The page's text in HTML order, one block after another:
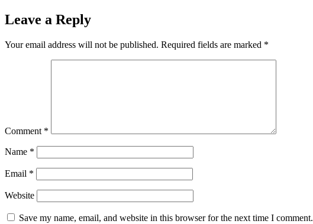
Leave a Reply
Your email address will not be published. Required fields are marked *
Comment *
Name *
Email *
Website
Save my name, email, and website in this browser for the next time I comment.